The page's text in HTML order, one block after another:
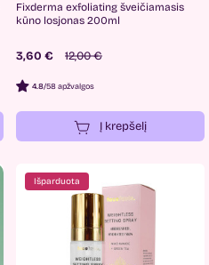
Fixderma exfoliating šveičiamasis
kūno losjonas 200ml
3,60 € 12,00 €
4.8/58 apžvalgos
Į krepšelį
Išparduota